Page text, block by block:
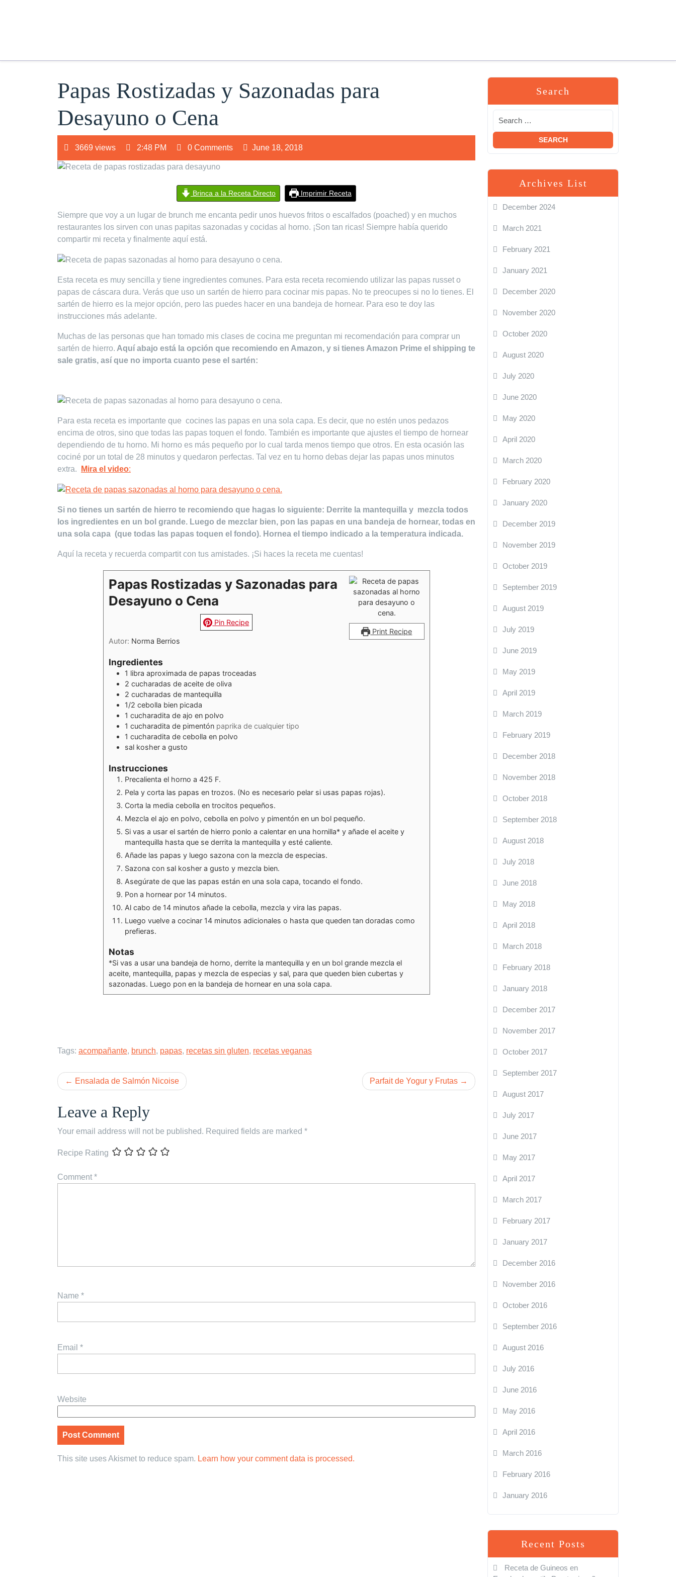
Papas Rostizadas y Sazonadas para
Desayuno o Cena
3669 views 2:48 PM 0 Comments June 18, 2018
Brinca a la Receta Directo Imprimir Receta
Siempre que voy a un lugar de brunch me encanta pedir unos huevos fritos o escalfados (poached) y en muchos
restaurantes los sirven con unas papitas sazonadas y cocidas al horno. ¡Son tan ricas! Siempre había querido
compartir mi receta y finalmente aquí está.
Esta receta es muy sencilla y tiene ingredientes comunes. Para esta receta recomiendo utilizar las papas russet o
papas de cáscara dura. Verás que uso un sartén de hierro para cocinar mis papas. No te preocupes si no lo tienes. El
sartén de hierro es la mejor opción, pero las puedes hacer en una bandeja de hornear. Para eso te doy las
instrucciones más adelante.
Muchas de las personas que han tomado mis clases de cocina me preguntan mi recomendación para comprar un
sartén de hierro. Aquí abajo está la opción que recomiendo en Amazon, y si tienes Amazon Prime el shipping te
sale gratis, así que no importa cuanto pese el sartén:
Para esta receta es importante que cocines las papas en una sola capa. Es decir, que no estén unos pedazos
encima de otros, sino que todas las papas toquen el fondo. También es importante que ajustes el tiempo de hornear
dependiendo de tu horno. Mi horno es más pequeño por lo cual tarda menos tiempo que otros. En esta ocasión las
cociné por un total de 28 minutos y quedaron perfectas. Tal vez en tu horno debas dejar las papas unos minutos
extra.
Mira el video:
Si no tienes un sartén de hierro te recomiendo que hagas lo siguiente: Derrite la mantequilla y mezcla todos
los ingredientes en un bol grande. Luego de mezclar bien, pon las papas en una bandeja de hornear, todas en
una sola capa (que todas las papas toquen el fondo). Hornea el tiempo indicado a la temperatura indicada.
Aquí la receta y recuerda compartit con tus amistades. ¡Si haces la receta me cuentas!
Print Recipe
Papas Rostizadas y Sazonadas para
Desayuno o Cena
Pin Recipe
Autor: Norma Berrios
Ingredientes
1 libra aproximada de papas troceadas
2 cucharadas de aceite de oliva
2 cucharadas de mantequilla
1/2 cebolla bien picada
1 cucharadita de ajo en polvo
1 cucharadita de pimentón paprika de cualquier tipo
1 cucharadita de cebolla en polvo
sal kosher a gusto
Instrucciones
Precalienta el horno a 425 F.
Pela y corta las papas en trozos. (No es necesario pelar si usas papas rojas).
Corta la media cebolla en trocitos pequeños.
Mezcla el ajo en polvo, cebolla en polvo y pimentón en un bol pequeño.
Si vas a usar el sartén de hierro ponlo a calentar en una hornilla* y añade el aceite y
mantequilla hasta que se derrita la mantequilla y esté caliente.
Añade las papas y luego sazona con la mezcla de especias.
Sazona con sal kosher a gusto y mezcla bien.
Asegúrate de que las papas están en una sola capa, tocando el fondo.
Pon a hornear por 14 minutos.
Al cabo de 14 minutos añade la cebolla, mezcla y vira las papas.
Luego vuelve a cocinar 14 minutos adicionales o hasta que queden tan doradas como
prefieras.
Notas
*Si vas a usar una bandeja de horno, derrite la mantequilla y en un bol grande mezcla el
aceite, mantequilla, papas y mezcla de especias y sal, para que queden bien cubertas y
sazonadas. Luego pon en la bandeja de hornear en una sola capa.
Tags: acompañante, brunch, papas, recetas sin gluten, recetas veganas
PostEnsalada de Salmón Nicoise Parfait de Yogur y Frutas
Leave a Reply
Your email address will not be published. Required fields are marked *
Recipe Rating
Comment *
Name *
Email *
Website
This site uses Akismet to reduce spam. Learn how your comment data is processed.
Search
Archives List
December 2024
March 2021
February 2021
January 2021
December 2020
November 2020
October 2020
August 2020
July 2020
June 2020
May 2020
April 2020
March 2020
February 2020
January 2020
December 2019
November 2019
October 2019
September 2019
August 2019
July 2019
June 2019
May 2019
April 2019
March 2019
February 2019
December 2018
November 2018
October 2018
September 2018
August 2018
July 2018
June 2018
May 2018
April 2018
March 2018
February 2018
January 2018
December 2017
November 2017
October 2017
September 2017
August 2017
July 2017
June 2017
May 2017
April 2017
March 2017
February 2017
January 2017
December 2016
November 2016
October 2016
September 2016
August 2016
July 2016
June 2016
May 2016
April 2016
March 2016
February 2016
January 2016
Recent Posts
Receta de Guineos en